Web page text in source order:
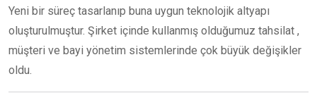
Yeni bir süreç tasarlanıp buna uygun teknolojik altyapı
oluşturulmuştur. Şirket içinde kullanmış olduğumuz tahsilat ,
müşteri ve bayi yönetim sistemlerinde çok büyük değişikler
oldu.